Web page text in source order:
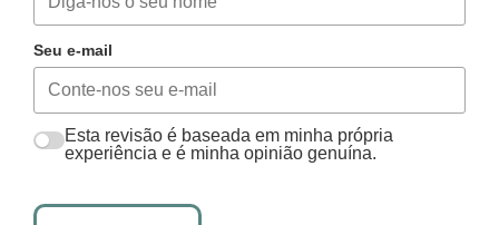
Seu e-mail
Esta revisão é baseada em minha própria
experiência e é minha opinião genuína.